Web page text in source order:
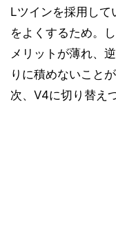
Lツインを採用して
をよくするため。
メリットが薄れ、
りに積めないこと
次、V4に切り替え